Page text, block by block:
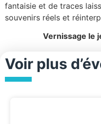
fantaisie et de traces
souvenirs réels et
Vernissage le
Voir plus